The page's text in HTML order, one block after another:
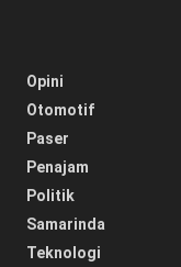
Opini
Otomotif
Paser
Penajam
Politik
Samarinda
Teknologi